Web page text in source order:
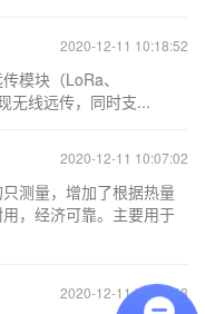
2020-12-11 10:18:52
模块（LoRa、
无线远传，同时支...
2020-12-11 10:07:02
测量，增加了根据热量
，经济可靠。主要用于
2020-12-11 09:53:38